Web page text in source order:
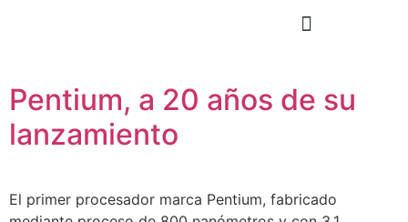
Pentium, a 20 años de su
lanzamiento
El primer procesador marca Pentium, fabricado